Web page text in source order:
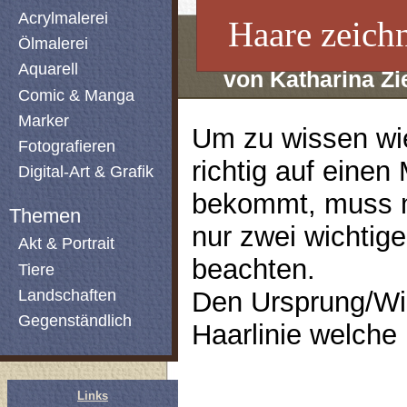
Acrylmalerei
Ölmalerei
Aquarell
Comic & Manga
Marker
Fotografieren
Digital-Art & Grafik
Themen
Akt & Portrait
Tiere
Landschaften
Gegenständlich
Links
Haare
von Katharina
Um zu wissen
richtig auf einen
bekommt, muss
nur zwei
beachten.
Den Ursprung/
Haarlinie